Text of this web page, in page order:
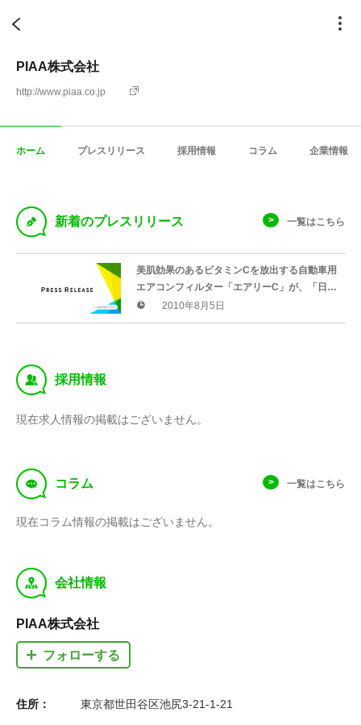
PIAA株式会社
http://www.piaa.co.jp
ホーム プレスリリース 採用情報 コラム 企業情報
D 新着のプレスリリース 一覧はこちら
美肌効果のあるビタミンCを放出する自動車用
エアコンフィルター「エアリーC」が、「日刊
自動車新聞用品大賞2010」を受賞。自動車･
バイク用品のアフターパーツメーカーPIAAが
2010年8月5日
‰ 採用情報
現在求人情報の掲載はございません。
f コラム 一覧はこちら
現在コラム情報の掲載はございません。
y 会社情報
PIAA株式会社
フォローする
住所： 東京都世田谷区池尻3-21-1-21